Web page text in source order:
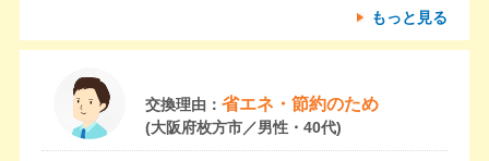
もっと見る
交換理由： 省エネ・節約のため
(大阪府枚方市／男性・40代)